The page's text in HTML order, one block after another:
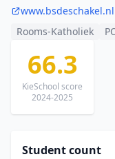
www.bsdeschakel.nl
Rooms-Katholiek
66.3
KieSchool score
2024-2025
Student count